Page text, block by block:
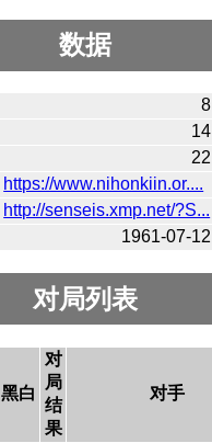
数据
8
14
22
https://www.nihonkiin.or....
http://senseis.xmp.net/?S...
1961-07-12
对局列表
黑白
对
局
结
果
对手